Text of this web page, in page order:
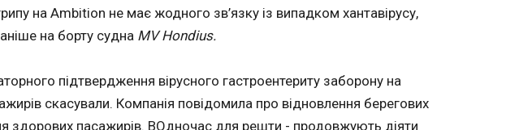
до майбутнього гравця
цілком зрозумілий. Який
клуб стане наступним у
футболіста, цікавить
багатьох. Висловлюють
чимало припущень. І клуб
ЧИТАТЬ ЧИТАТЬ
«Євробачення-2026»:
де й коли дивитися
другий півфінал, у
Польща і Німеччина у
червні підпишуть
на Ambition не має жодного зв’язку із випадком хантавірусу,
на борту судна MV Hondius.
підтвердження вірусного гастроентериту заборону на
скасували. Компанія повідомила про відновлення берегових
здорових пасажирів. ВОдночас для решти - продовжують діяти